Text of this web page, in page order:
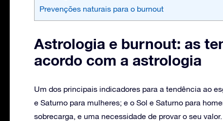
Prevenções naturais para o burnout
Astrologia e burnout: as
acordo com a astrologia
Um dos principais indicadores para a tendência ao
e Saturno para mulheres; e o Sol e Saturno para
sobrecarga, e uma necessidade de provar o seu valor.